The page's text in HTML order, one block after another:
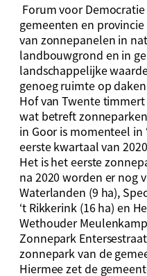
Forum voor
gemeenten en
van zonnepanelen in
landbouwgrond en in
landschappelijke
genoeg ruimte op
Hof van Twente
wat betreft
in Goor is momenteel in
eerste kwartaal van
Het is het eerste
na 2020 worden er nog
Waterlanden (9 ha),
‘t Rikkerink (16 ha) en
Wethouder
Zonnepark
zonnepark van de
Hiermee zet de